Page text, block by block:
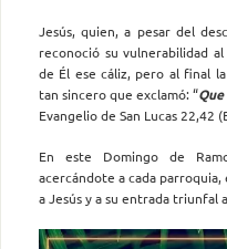
Jesús, quien, a pesar del
reconoció su vulnerabilidad
de Él ese cáliz, pero al final
tan sincero que exclamó: “
Evangelio de San Lucas 22,42
En este Domingo de
acercándote a cada
a Jesús y a su entrada triunfal